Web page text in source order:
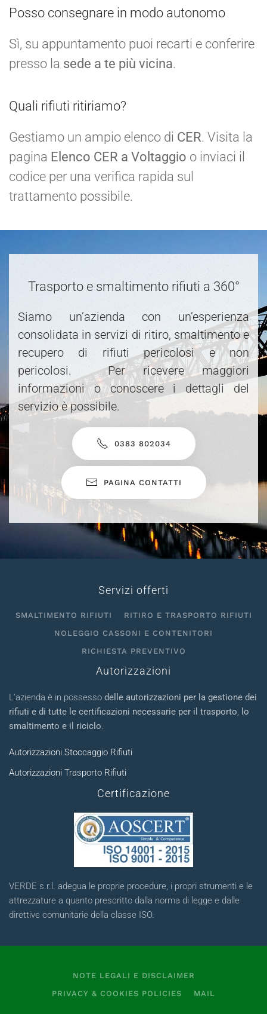
Posso consegnare in modo autonomo
Sì, su appuntamento puoi recarti e conferire
presso la sede a te più vicina.
Quali rifiuti ritiriamo?
Gestiamo un ampio elenco di CER. Visita la
pagina Elenco CER a Voltaggio o inviaci il
codice per una verifica rapida sul
trattamento possibile.
Trasporto e smaltimento rifiuti a 360°
Siamo un’azienda con un’esperienza
consolidata in servizi di ritiro, smaltimento e
recupero di rifiuti pericolosi e non
pericolosi. Per ricevere maggiori
informazioni o conoscere i dettagli del
servizio è possibile.
0383 802034
PAGINA CONTATTI
Servizi offerti
SMALTIMENTO RIFIUTI
RITIRO E TRASPORTO RIFIUTI
NOLEGGIO CASSONI E CONTENITORI
RICHIESTA PREVENTIVO
Autorizzazioni
L’azienda è in possesso delle autorizzazioni per la gestione dei
rifiuti e di tutte le certificazioni necessarie per il trasporto, lo
smaltimento e il riciclo.
Autorizzazioni Stoccaggio Rifiuti
Autorizzazioni Trasporto Rifiuti
Certificazione
VERDE s.r.l. adegua le proprie procedure, i propri strumenti e le
attrezzature a quanto prescritto dalla norma di legge e dalle
direttive comunitarie della classe ISO.
NOTE LEGALI E DISCLAIMER
PRIVACY & COOKIES POLICIES
MAIL